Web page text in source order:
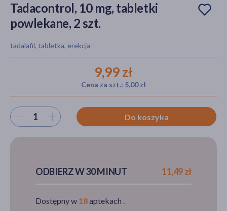
Hit
Tadacontrol, 10 mg, tabletki
powlekane, 2 szt.
tadalafil, tabletka, erekcja
9,99 zł
Cena za szt.: 5,00 zł
Wybierz ilość Do koszyka
ODBIERZ W 30 MINUT 11,49 zł
Dostępny w 18aptekach .